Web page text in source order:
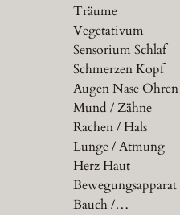
Träume
Vegetativum
Sensorium Schlaf
Schmerzen Kopf
Augen Nase Ohren
Mund / Zähne
Rachen / Hals
Lunge / Atmung
Herz Haut
Bewegungsapparat
Bauch /…